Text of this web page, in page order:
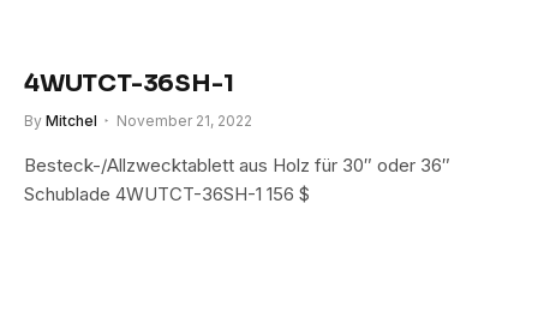
4WUTCT-36SH-1
By Mitchel November 21, 2022
Besteck-/Allzwecktablett aus Holz für 30″ oder 36″
Schublade 4WUTCT-36SH-1 156 $